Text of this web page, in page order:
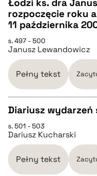
pobierz cytat
BIBTEX
pobierz cytat
Łodzi ks. dra
rozpoczęcie roku
11 października
s. 497 - 500
Janusz Lewandowicz
Pełny tekst
CZYSTY TEKST
pobierz cytat
Diariusz
s. 501 - 503
Dariusz Kucharski
Pełny tekst